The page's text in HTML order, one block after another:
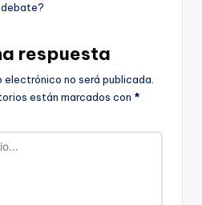
debate?
respuesta
electrónico no será publicada.
están marcados con *